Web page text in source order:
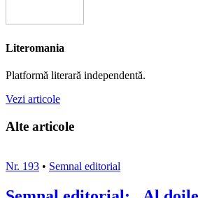
Literomania
Platformă literară independentă.
Vezi articole
Alte articole
Nr. 193 • Semnal editorial